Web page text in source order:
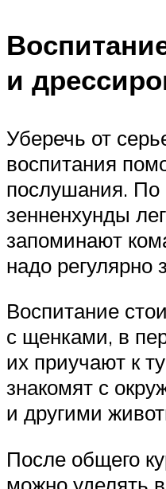
и
Уберечь от
воспитания
послушания. По
зенненхунды
запоминают
надо регулярно
Воспитание
с щенками, в
их приучают к
знакомят с
и другими
После общего